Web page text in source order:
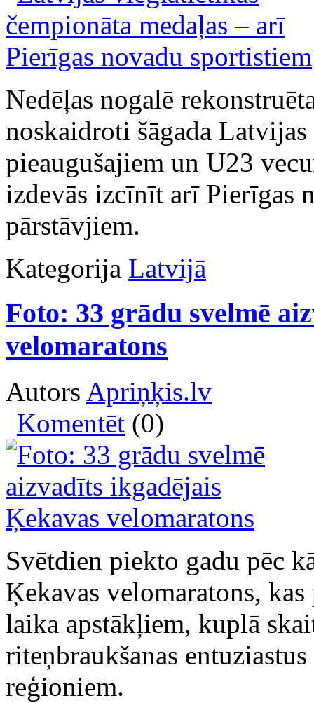
Nedēļas nogalē
noskaidroti šāgada
pieaugušajiem un U23
izdevās izcīnīt arī Pierīgas
pārstāvjiem.
Kategorija Latvijā
Foto: 33 grādu svelmē
velomaratons
Autors Apriņķis.lv
Komentēt (0)
Svētdien piekto gadu pēc
Ķekavas velomaratons,
laika apstākļiem, kuplā
riteņbraukšanas
reģioniem.